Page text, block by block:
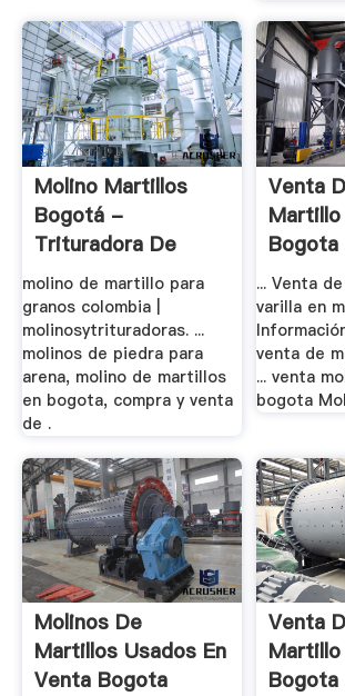
Molino Martillos
Bogotá -
Trituradora De
Cono
molino de martillo para
granos colombia |
molinosytrituradoras. ...
molinos de piedra para
arena, molino de martillos
en bogota, compra y venta
de .
Venta
Martillo
Bogota
... Venta
varilla en
venta de
... venta
bogota
Molinos De
Martillos Usados En
Venta Bogota
Venta
Martillo
Bogota